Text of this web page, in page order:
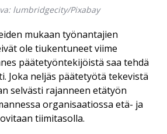
lumbridgecity/Pixabay
mukaan työnantajien
ole tiukentuneet viime
päätetyöntekijöistä saa tehdä
Joka neljäs päätetyötä tekevistä
selvästi rajanneen etätyön
organisaatiossa etä- ja
tiimitasolla.